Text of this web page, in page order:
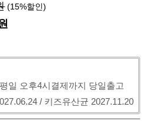
(15%할인)
일 오후4시결제까지 당일출고
/ 키즈유산균 2027.11.20